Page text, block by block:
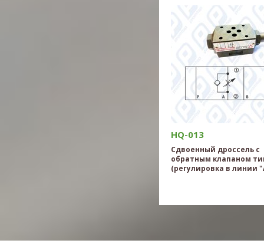
HQ-013
Сдвоенный дроссель с
обратным клапаном
(регулировка в линии